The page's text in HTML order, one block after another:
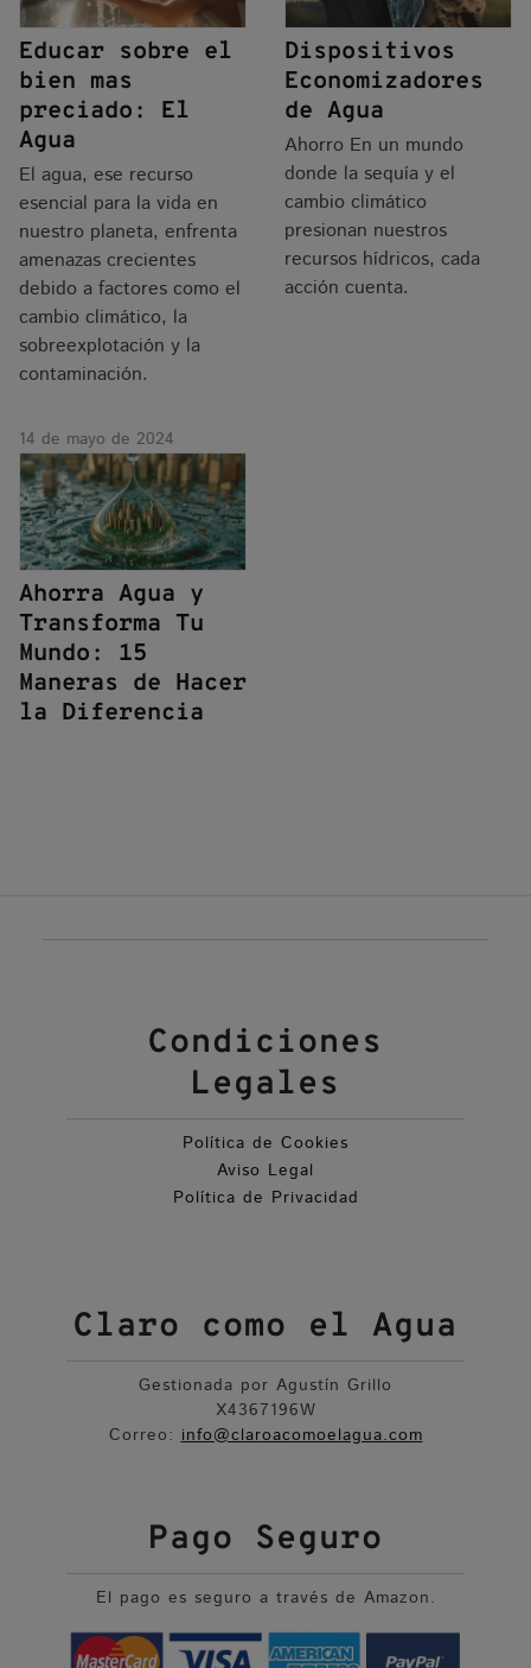
Educar sobre el
bien mas
preciado: El
Agua
El agua, ese recurso
esencial para la vida en
nuestro planeta, enfrenta
amenazas crecientes
debido a factores como el
cambio climático, la
sobreexplotación y la
contaminación.
Dispositivos
Economizadores
de Agua
Ahorro En un mundo
donde la sequía y el
cambio climático
presionan nuestros
recursos hídricos, cada
acción cuenta.
14 de mayo de 2024
Ahorra Agua y
Transforma Tu
Mundo: 15
Maneras de Hacer
la Diferencia
Condiciones
Legales
Política de Cookies
Aviso Legal
Política de Privacidad
Claro como el Agua
Gestionada por Agustín Grillo
X4367196W
Correo: info@claroacomoelagua.com
Pago Seguro
El pago es seguro a través de Amazon.